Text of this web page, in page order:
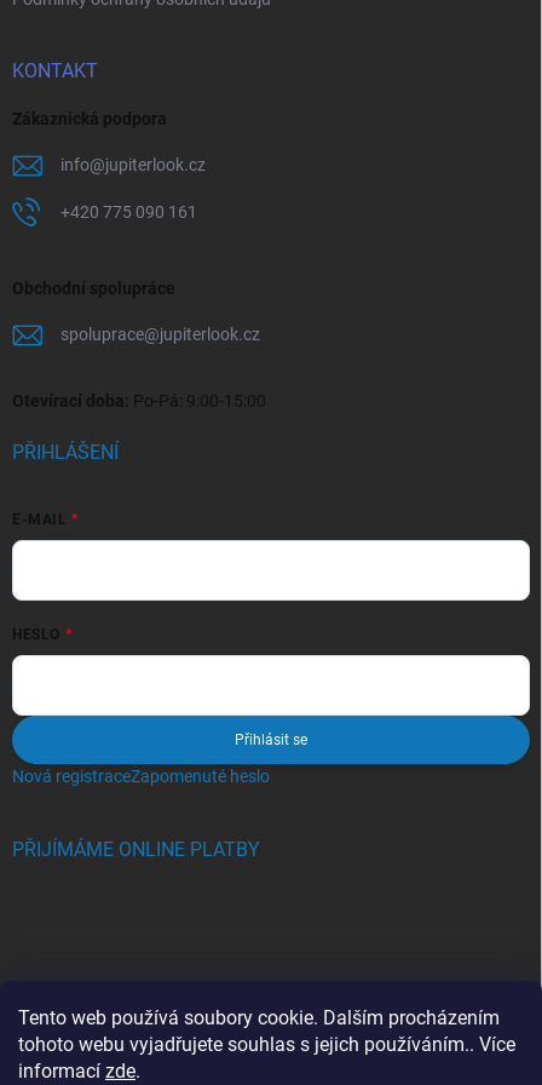
Tento web používá soubory cookie. Dalším procházením
tohoto webu vyjadřujete souhlas s jejich používáním.. Více
informací zde.
KONTAKT
Zákaznická podpora
info@jupiterlook.cz
+420 775 090 161
Obchodní spolupráce
spoluprace@jupiterlook.cz
Otevírací doba: Po-Pá: 9:00-15:00
PŘIHLÁŠENÍ
E-MAIL
HESLO
Přihlásit se
Nová registraceZapomenuté heslo
PŘIJÍMÁME ONLINE PLATBY
BLOG
Crocs, proč se svět zamiloval do těchto bot a proč je MUSÍTE mít
také?